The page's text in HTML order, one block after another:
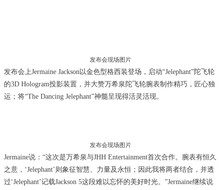
发布会现场图片
发布会上Jermaine Jackson以金色型格西装登场，启动“Jelephant”陀飞轮
的3D Hologram投影装置，并大赞万希泉陀飞轮腕表制作精巧，匠心独
运；将“The Dancing Jelephant”神髓呈现得活灵活现。
发布会现场图片
Jermaine说：“这次是万希泉与JHH Entertainment首次合作。腕表有恒久
之意，‘Jelephant’则象征智慧、力量及永恒；因此我将两者结合，并透
过‘Jelephant’记载Jackson 5这段难以忘怀的美好时光。”Jermaine继续说